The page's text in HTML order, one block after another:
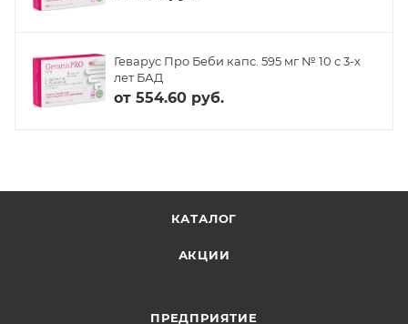
Геварус Про Беби капс. 595 мг № 10 с 3-х
лет БАД
от 554.60 руб.
КАТАЛОГ
АКЦИИ
ПРЕДПРИЯТИЕ